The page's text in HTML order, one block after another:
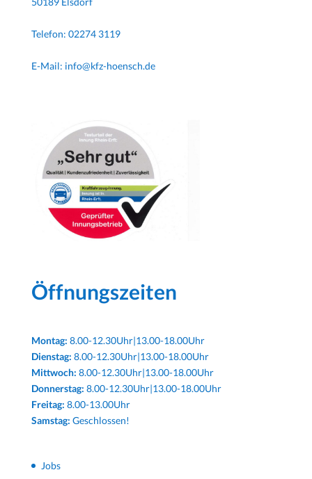
Telefon: 02274 3119
E-Mail: info@kfz-hoensch.de
Öffnungszeiten
Montag: 8.00-12.30Uhr|13.00-18.00Uhr
Dienstag: 8.00-12.30Uhr|13.00-18.00Uhr
Mittwoch: 8.00-12.30Uhr|13.00-18.00Uhr
Donnerstag: 8.00-12.30Uhr|13.00-18.00Uhr
Freitag: 8.00-13.00Uhr
Samstag: Geschlossen!
Jobs